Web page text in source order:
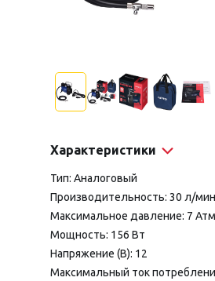
Характеристики
Тип: Аналоговый
Производительность: 30 л/мин
Максимальное давление: 7 Атм
Мощность: 156 Вт
Напряжение (В): 12
Максимальный ток